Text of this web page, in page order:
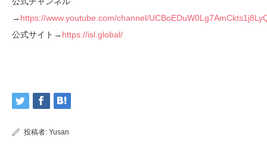
→ https://www.youtube.com/channel/
公式サイト→ https://isl.global/
投稿者: Yusan